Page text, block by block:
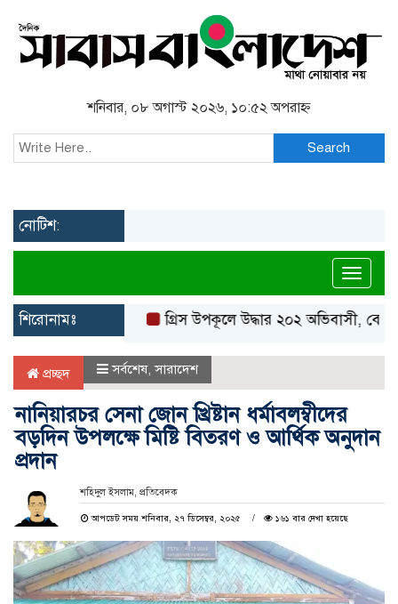
শনিবার, ০৮ অগাস্ট ২০২৬, ১০:৫২ অপরাহ্ন
Search
নোটিশ:
শিরোনামঃ গ্রিস উপকূলে উদ্ধার ২০২ অভিবাসী,
প্রচ্ছদ সর্বশেষ,সারাদেশ
নানিয়ারচর সেনা জোন খ্রিষ্টান ধর্মাবলম্বীদের
বড়দিন উপলক্ষে মিষ্টি বিতরণ ও আর্থিক অনুদান
প্রদান
শ‌হিদুল ইসলাম, প্রতি‌বেদক
আপডেট সময় শনিবার, ২৭ ডিসেম্বর, ২০২৫ ১৬১ বার দেখা হয়েছে